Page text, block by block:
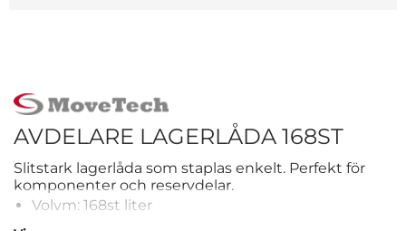
AVDELARE LAGERLÅDA 168ST
Slitstark lagerlåda som staplas enkelt. Perfekt för
komponenter och reservdelar.
Volym: 168st liter